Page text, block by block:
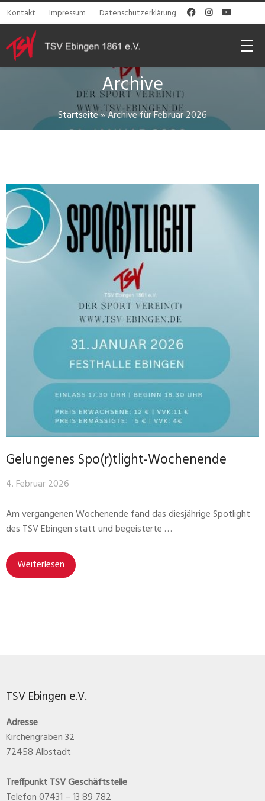
Kontakt Impressum Datenschutzerklärung   
Archive
Startseite»Archive für Februar 2026
Gelungenes Spo(r)tlight-Wochenende
4. Februar 2026
Am vergangenen Wochenende fand das diesjährige Spotlight
des TSV Ebingen statt und begeisterte …
Weiterlesen
TSV Ebingen e.V.
Adresse
Kirchengraben 32
72458 Albstadt
Treffpunkt TSV Geschäftstelle
Telefon 07431 – 13 89 782